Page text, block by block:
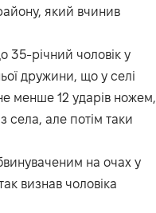
який вчинив
35-річний чоловік у
дружини, що у селі
менше 12 ударів ножем,
села, але потім таки
на очах у
визнав чоловіка